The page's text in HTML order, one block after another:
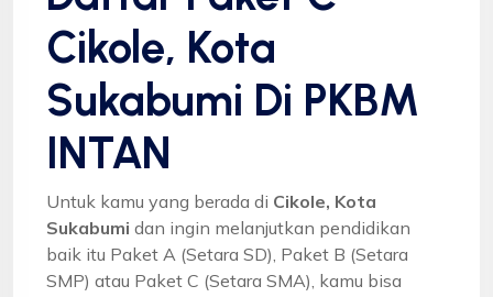
Cikole, Kota
Sukabumi Di PKBM
INTAN
Untuk kamu yang berada di Cikole, Kota
Sukabumi dan ingin melanjutkan pendidikan
baik itu Paket A (Setara SD), Paket B (Setara
SMP) atau Paket C (Setara SMA), kamu bisa